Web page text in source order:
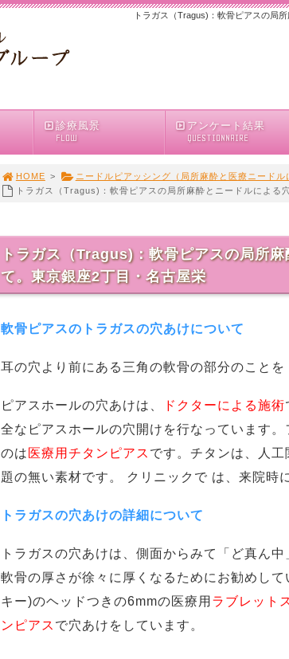
トラガス（Tragus)：軟骨ピアスの局
診療風景
FLOW
アンケート結果
QUESTIONNAIRE
HOME > ニードルピアッシング（局所麻酔と医療ニードル
トラガス（Tragus)：軟骨ピアスの局所麻酔とニードルによる
トラガス（Tragus)：軟骨ピアスの局所
て。東京銀座2丁目・名古屋栄
軟骨ピアスのトラガスの穴あけについて
耳の穴より前にある三角の軟骨の部分のことを
ピアスホールの穴あけは、 ドクターによる施術
全なピアスホールの穴開けを行なっています
のは 医療用チタンピアス です。チタンは、人
題の無い素材です。 クリニックで は、来院時
トラガスの穴あけの詳細について
トラガスの穴あけは、側面からみて「ど真ん
軟骨の厚さが徐々に厚くなるためにお勧めし
キー)のヘッドつきの6mmの医療用 ラブレット
ンピアス で穴あけをしています。